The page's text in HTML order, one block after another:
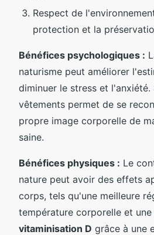
Respect de
protection et la
Bénéfices psychologiques :
naturisme peut améliorer
diminuer le stress et l'anxiété.
vêtements permet de se
propre image corporelle de
saine.
Bénéfices physiques : Le
nature peut avoir des effets
corps, tels qu'une meilleure
température corporelle et
vitaminisation D grâce à une